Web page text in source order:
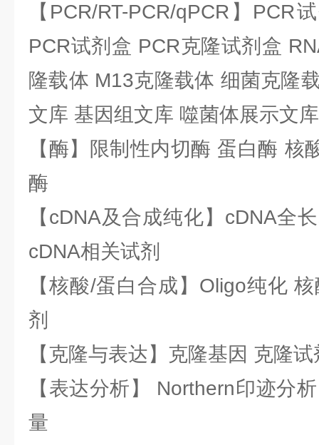
【PCR/RT-PCR/qPCR】PCR
PCR试剂盒 PCR克隆试剂盒
隆载体 M13克隆载体 细菌克隆
文库 基因组文库 噬菌体展示文库
【酶】限制性内切酶 蛋白酶 核
酶
【cDNA及合成纯化】cDNA全
cDNA相关试剂
【核酸/蛋白合成】Oligo纯化
剂
【克隆与表达】克隆基因 克隆
【表达分析】 Northern印迹分
量